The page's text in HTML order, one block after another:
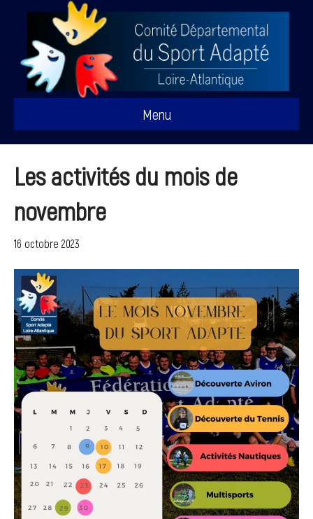
Menu
Les activités du mois de
novembre
16 octobre 2023